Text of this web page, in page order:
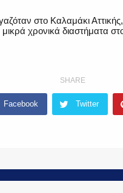
στο Καλαμάκι
χρονικά διαστήματα
SHARE
Facebook Twitter
byG POiNT ADV-